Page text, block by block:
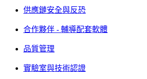
供應鏈安全與反恐
合作夥伴 - 輔導配套軟體
品質管理
實驗室與技術認證